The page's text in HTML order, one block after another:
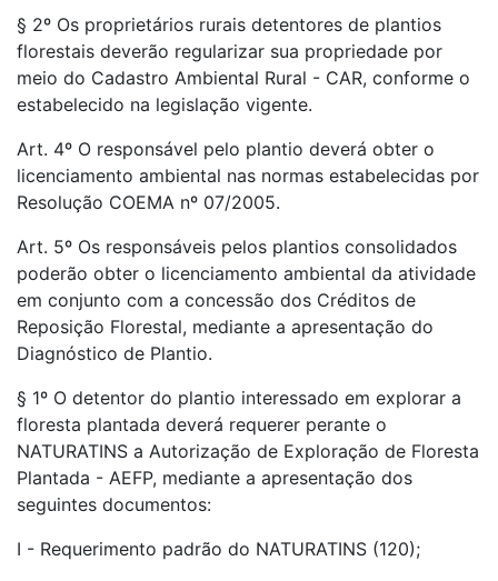
§ 2º Os proprietários rurais detentores de plantios
florestais deverão regularizar sua propriedade por
meio do Cadastro Ambiental Rural - CAR, conforme o
estabelecido na legislação vigente.
Art. 4º O responsável pelo plantio deverá obter o
licenciamento ambiental nas normas estabelecidas por
Resolução COEMA nº 07/2005.
Art. 5º Os responsáveis pelos plantios consolidados
poderão obter o licenciamento ambiental da atividade
em conjunto com a concessão dos Créditos de
Reposição Florestal, mediante a apresentação do
Diagnóstico de Plantio.
§ 1º O detentor do plantio interessado em explorar a
floresta plantada deverá requerer perante o
NATURATINS a Autorização de Exploração de Floresta
Plantada - AEFP, mediante a apresentação dos
seguintes documentos:
I - Requerimento padrão do NATURATINS (120);